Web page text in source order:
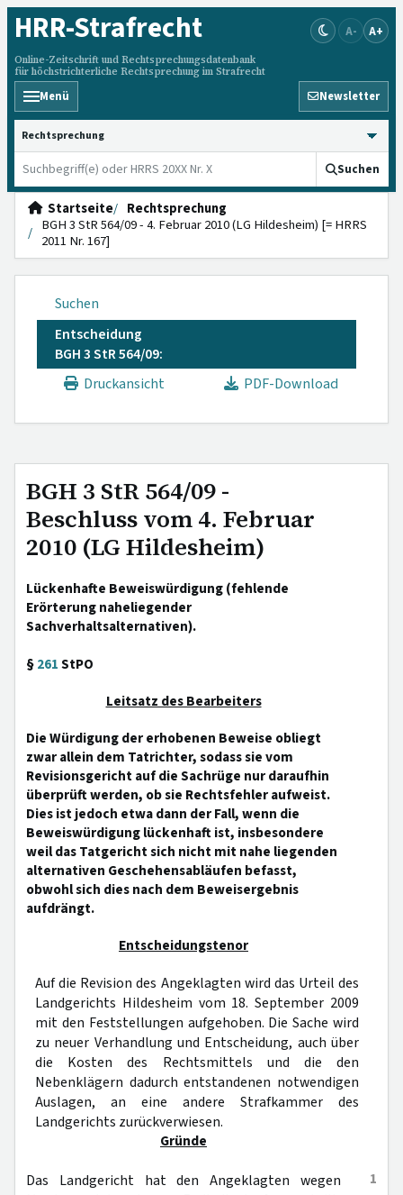
HRR-Strafrecht
Online-Zeitschrift und Rechtsprechungsdatenbank
für höchstrichterliche Rechtsprechung im Strafrecht
A- A+
Menü Newsletter
HRRS durchsuchen
Suchen
Startseite
Rechtsprechung
BGH 3 StR 564/09 - 4. Februar 2010 (LG Hildesheim) [= HRRS
2011 Nr. 167]
Suchen
Entscheidung
BGH 3 StR 564/09:
Druckansicht
PDF-Download
BGH 3 StR 564/09 -
Beschluss vom 4. Februar
2010 (LG Hildesheim)
Lückenhafte Beweiswürdigung (fehlende
Erörterung naheliegender
Sachverhaltsalternativen).
§261StPO
Leitsatz des Bearbeiters
Die Würdigung der erhobenen Beweise obliegt
zwar allein dem Tatrichter, sodass sie vom
Revisionsgericht auf die Sachrüge nur daraufhin
überprüft werden, ob sie Rechtsfehler aufweist.
Dies ist jedoch etwa dann der Fall, wenn die
Beweiswürdigung lückenhaft ist, insbesondere
weil das Tatgericht sich nicht mit nahe liegenden
alternativen Geschehensabläufen befasst,
obwohl sich dies nach dem Beweisergebnis
aufdrängt.
Entscheidungstenor
Auf die Revision des Angeklagten wird das Urteil des
Landgerichts Hildesheim vom 18. September 2009
mit den Feststellungen aufgehoben. Die Sache wird
zu neuer Verhandlung und Entscheidung, auch über
die Kosten des Rechtsmittels und die den
Nebenklägern dadurch entstandenen notwendigen
Auslagen, an eine andere Strafkammer des
Landgerichts zurückverwiesen.
Gründe
1
Das Landgericht hat den Angeklagten wegen